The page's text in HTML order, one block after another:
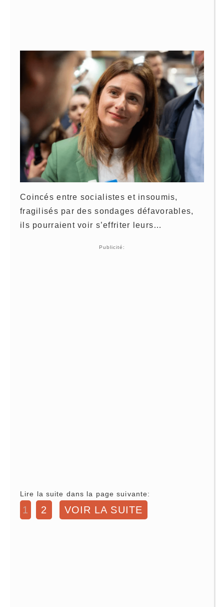
Coincés entre socialistes et insoumis,
fragilisés par des sondages défavorables,
ils pourraient voir s’effriter leurs…
Publicité:
Lire la suite dans la page suivante:
1 2 VOIR LA SUITE